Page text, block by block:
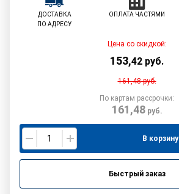
ДОСТАВКА
ПО АДРЕСУ
ОПЛАТА ЧАСТЯМИ
Цена со скидкой:
153,42 руб.
161,48руб.
По картам рассрочки:
161,48руб.
В корзину
Быстрый заказ